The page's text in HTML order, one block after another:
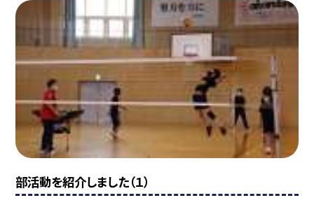
部活動を紹介しました（１）